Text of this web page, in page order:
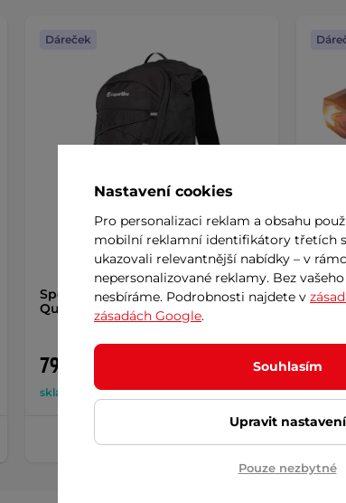
Sportovní batoh inSPORTline
Quillan
799 Kč
skladem
Dáreček
+ Přidat do košíku
699
Nastavení cookies
Pro personalizaci reklam a obsahu
mobilní reklamní identifikátory třetích
ukazovali relevantnější nabídky – v
nepersonalizované reklamy. Bez
nesbíráme. Podrobnosti najdete v
zásadách Google.
Souhlasím
Upravit nastavení
Pouze nezbytné